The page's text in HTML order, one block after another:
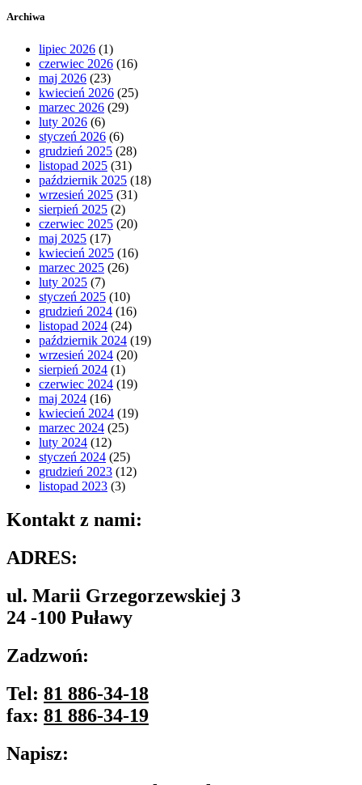
Archiwa
lipiec 2026 (1)
czerwiec 2026 (16)
maj 2026 (23)
kwiecień 2026 (25)
marzec 2026 (29)
luty 2026 (6)
styczeń 2026 (6)
grudzień 2025 (28)
listopad 2025 (31)
październik 2025 (18)
wrzesień 2025 (31)
sierpień 2025 (2)
czerwiec 2025 (20)
maj 2025 (17)
kwiecień 2025 (16)
marzec 2025 (26)
luty 2025 (7)
styczeń 2025 (10)
grudzień 2024 (16)
listopad 2024 (24)
październik 2024 (19)
wrzesień 2024 (20)
sierpień 2024 (1)
czerwiec 2024 (19)
maj 2024 (16)
kwiecień 2024 (19)
marzec 2024 (25)
luty 2024 (12)
styczeń 2024 (25)
grudzień 2023 (12)
listopad 2023 (3)
Kontakt z nami:
ADRES:
ul. Marii Grzegorzewskiej 3
24 -100 Puławy
Zadzwoń:
Tel: 81 886-34-18
fax: 81 886-34-19
Napisz: